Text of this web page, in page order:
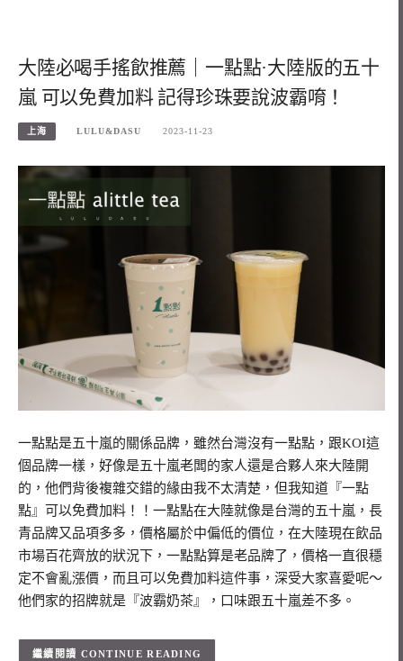
大陸必喝手搖飲推薦｜一點點·大陸版的五十
嵐 可以免費加料 記得珍珠要說波霸唷！
上海 LULU&DASU 2023-11-23
一點點是五十嵐的關係品牌，雖然台灣沒有一點點，跟KOI這
個品牌一樣，好像是五十嵐老闆的家人還是合夥人來大陸開
的，他們背後複雜交錯的緣由我不太清楚，但我知道『一點
點』可以免費加料！！一點點在大陸就像是台灣的五十嵐，長
青品牌又品項多多，價格屬於中偏低的價位，在大陸現在飲品
市場百花齊放的狀況下，一點點算是老品牌了，價格一直很穩
定不會亂漲價，而且可以免費加料這件事，深受大家喜愛呢～
他們家的招牌就是『波霸奶茶』，口味跟五十嵐差不多。
CONTINUE READING